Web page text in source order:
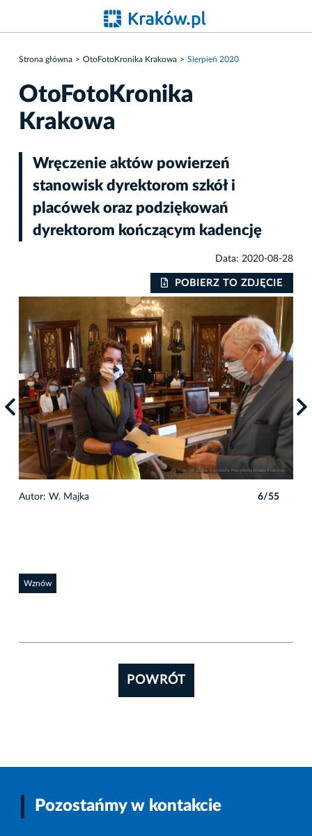
Strona główna OtoFotoKronika Krakowa Sierpień 2020
OtoFotoKronika
Krakowa
Wręczenie aktów powierzeń
stanowisk dyrektorom szkół i
placówek oraz podziękowań
dyrektorom kończącym kadencję
Data: 2020-08-28
POBIERZ TO ZDJĘCIE
Autor: W. Majka 6/55
Wznów
POWRÓT
Pozostańmy w kontakcie